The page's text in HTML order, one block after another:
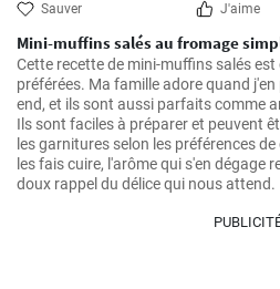
Sauver J'aime
Mini-muffins salés au fromage
Cette recette de mini-muffins salés
préférées. Ma famille adore quand
end, et ils sont aussi parfaits comme
Ils sont faciles à préparer et peuvent
les garnitures selon les préférences
les fais cuire, l'arôme qui s'en dégage
doux rappel du délice qui nous attend.